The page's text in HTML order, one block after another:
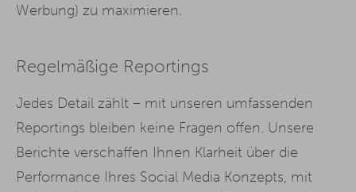
Werbung) zu maximieren.
Regelmäßige Reportings
Jedes Detail zählt – mit unseren umfassenden
Reportings bleiben keine Fragen offen. Unsere
Berichte verschaffen Ihnen Klarheit über die
Performance Ihres Social Media Konzepts, mit